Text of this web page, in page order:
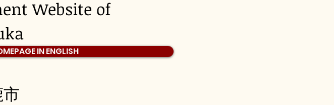
Website of
IN ENGLISH